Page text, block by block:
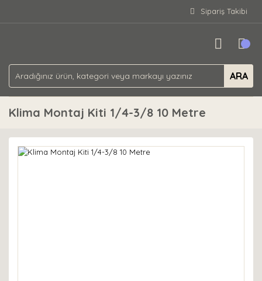
Sipariş Takibi
ARA
Klima Montaj Kiti 1/4-3/8 10 Metre